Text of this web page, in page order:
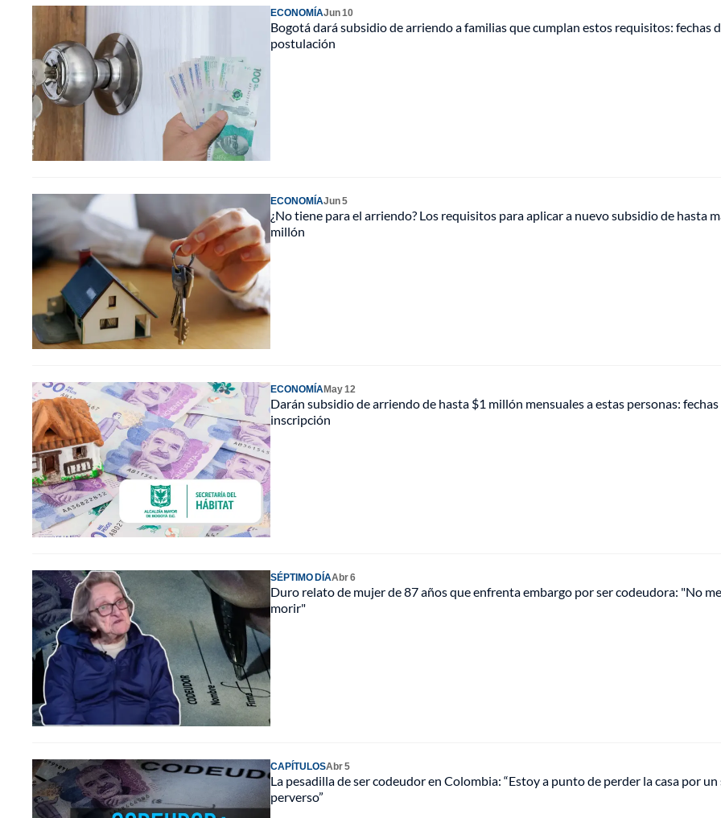
ECONOMÍAJun 10
Bogotá dará subsidio de arriendo a familias que cumplan estos requisitos: fechas
postulación
ECONOMÍAJun 5
¿No tiene para el arriendo? Los requisitos para aplicar a nuevo subsidio de hasta
millón
ECONOMÍAMay 12
Darán subsidio de arriendo de hasta $1 millón mensuales a estas personas: fechas
inscripción
SÉPTIMO DÍAAbr 6
Duro relato de mujer de 87 años que enfrenta embargo por ser codeudora: "No
morir"
CAPÍTULOSAbr 5
La pesadilla de ser codeudor en Colombia: “Estoy a punto de perder la casa por un
perverso”